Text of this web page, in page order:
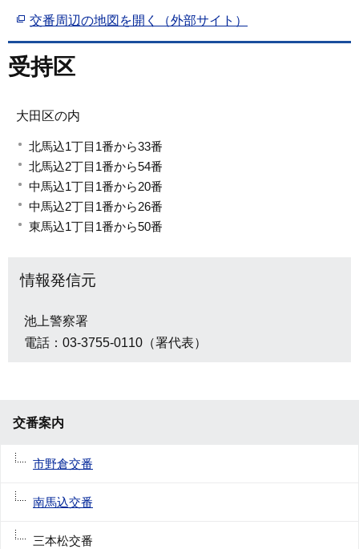
交番周辺の地図を開く（外部サイト）
受持区
大田区の内
北馬込1丁目1番から33番
北馬込2丁目1番から54番
中馬込1丁目1番から20番
中馬込2丁目1番から26番
東馬込1丁目1番から50番
情報発信元
池上警察署
電話：03-3755-0110（署代表）
交番案内
市野倉交番
南馬込交番
三本松交番